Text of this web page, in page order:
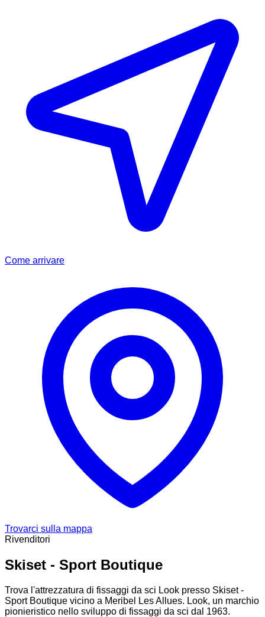
Come arrivare
Trovarci sulla mappa
Rivenditori
Skiset - Sport Boutique
Trova l'attrezzatura di fissaggi da sci Look presso Skiset -
Sport Boutique vicino a Meribel Les Allues. Look, un marchio
pionieristico nello sviluppo di fissaggi da sci dal 1963.